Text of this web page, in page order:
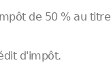
de 50 % au
d'impôt.